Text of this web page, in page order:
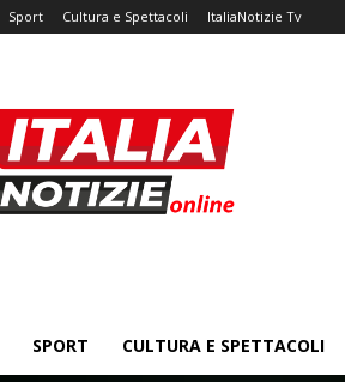
Sport Cultura e Spettacoli ItaliaNotizie Tv
SPORT CULTURA E SPETTACOLI